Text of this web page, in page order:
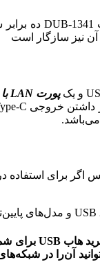
پورت LAN با سرعت 10/100/1000Mbps
اگر برای استفاده
آن‌را در